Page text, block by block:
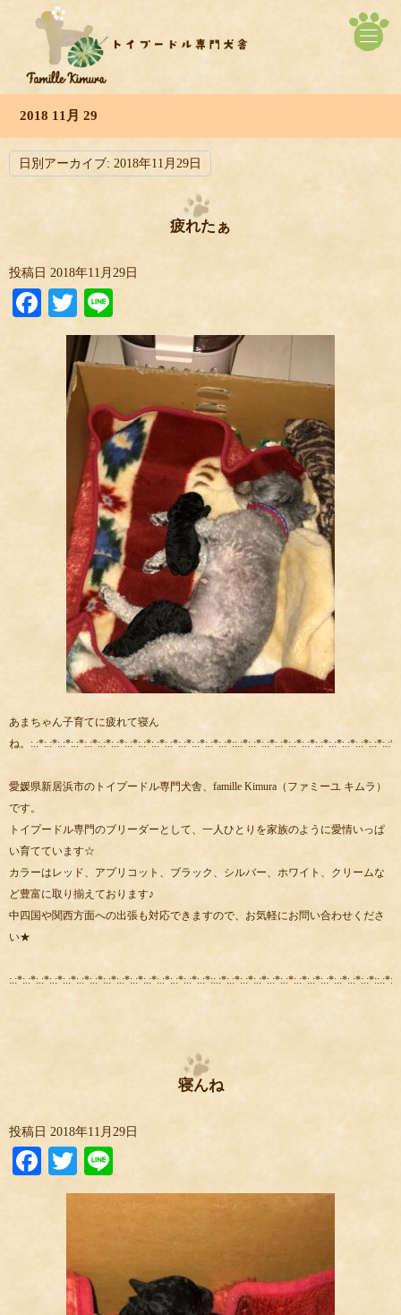
2018 11月 29
日別アーカイブ: 2018年11月29日
疲れたぁ
投稿日 2018年11月29日
Facebook
Twitter
あまちゃん子育てに疲れて寝ん
ね。
愛媛県新居浜市のトイプードル専門犬舎、famille Kimura（ファミーユ キムラ）
です。
トイプードル専門のブリーダーとして、一人ひとりを家族のように愛情いっぱ
い育てています☆
カラーはレッド、アプリコット、ブラック、シルバー、ホワイト、クリームな
ど豊富に取り揃えております♪
中四国や関西方面への出張も対応できますので、お気軽にお問い合わせくださ
い★
:.:*:.:*:.:*:.:*:.:*:.:*:.:*:.:*:.:*:.:*:.:*:.:*:.:*:.:*:.:*::.:*:.:*:.:*:.:*:.:*:.:*:.:*:.:*:.:*:.:*:.:*:.:*::.:*:.:
寝んね
投稿日 2018年11月29日
Facebook
Twitter